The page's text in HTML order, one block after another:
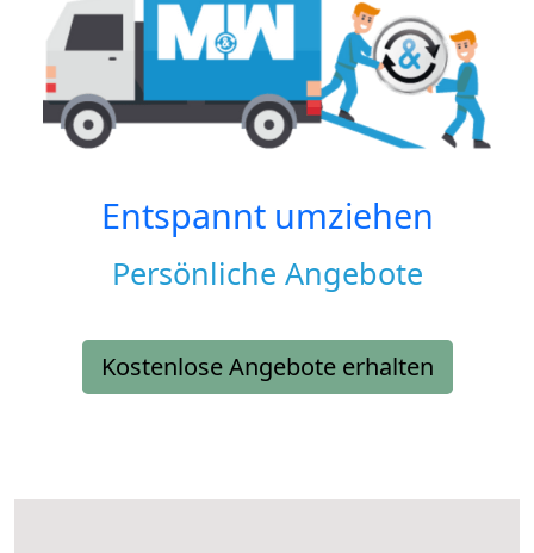
Entspannt umziehen
Persönliche Angebote
Kostenlose Angebote erhalten